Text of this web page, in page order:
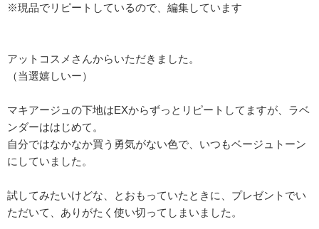
※現品でリピートしているので、編集しています
アットコスメさんからいただきました。
（当選嬉しいー）
マキアージュの下地はEXからずっとリピートしてますが、ラベ
ンダーははじめて。
自分ではなかなか買う勇気がない色で、いつもベージュトーン
にしていました。
試してみたいけどな、とおもっていたときに、プレゼントでい
ただいて、ありがたく使い切ってしまいました。